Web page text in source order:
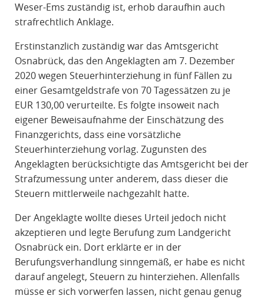
Weser-Ems zuständig ist, erhob daraufhin auch
strafrechtlich Anklage.
Erstinstanzlich zuständig war das Amtsgericht
Osnabrück, das den Angeklagten am 7. Dezember
2020 wegen Steuerhinterziehung in fünf Fällen zu
einer Gesamtgeldstrafe von 70 Tagessätzen zu je
EUR 130,00 verurteilte. Es folgte insoweit nach
eigener Beweisaufnahme der Einschätzung des
Finanzgerichts, dass eine vorsätzliche
Steuerhinterziehung vorlag. Zugunsten des
Angeklagten berücksichtigte das Amtsgericht bei der
Strafzumessung unter anderem, dass dieser die
Steuern mittlerweile nachgezahlt hatte.
Der Angeklagte wollte dieses Urteil jedoch nicht
akzeptieren und legte Berufung zum Landgericht
Osnabrück ein. Dort erklärte er in der
Berufungsverhandlung sinngemäß, er habe es nicht
darauf angelegt, Steuern zu hinterziehen. Allenfalls
müsse er sich vorwerfen lassen, nicht genau genug